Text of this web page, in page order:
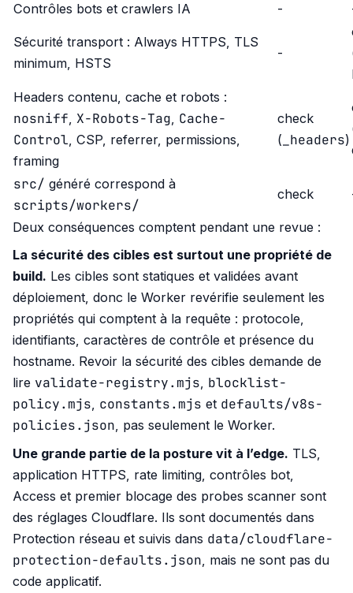
Contrôles bots et crawlers IA
-
Sécurité transport : Always HTTPS, TLS
minimum, HSTS
-
Headers contenu, cache et robots :
nosniff, X-Robots-Tag, Cache-
Control, CSP, referrer, permissions,
framing
check
( _headers)
src/ généré correspond à
scripts/workers/
check
Deux conséquences comptent pendant une revue :
La sécurité des cibles est surtout une propriété de
build. Les cibles sont statiques et validées avant
déploiement, donc le Worker revérifie seulement les
propriétés qui comptent à la requête : protocole,
identifiants, caractères de contrôle et présence du
hostname. Revoir la sécurité des cibles demande de
lire validate-registry.mjs, blocklist-
policy.mjs, constants.mjs et defaults/v8s-
policies.json, pas seulement le Worker.
Une grande partie de la posture vit à l’edge. TLS,
application HTTPS, rate limiting, contrôles bot,
Access et premier blocage des probes scanner sont
des réglages Cloudflare. Ils sont documentés dans
Protection réseau et suivis dans data/cloudflare-
protection-defaults.json , mais ne sont pas du
code applicatif.